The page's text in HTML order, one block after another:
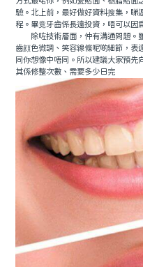
驗。北上前，最好做好資料搜集，睇
程。畢竟牙齒係長遠投資，唔可以因
除咗技術層面，仲有溝通問題。
齒顔色微調、笑容線條呢啲細節，表
同你想像中唔同。所以建議大家預
其係修整次數、需要多少日完